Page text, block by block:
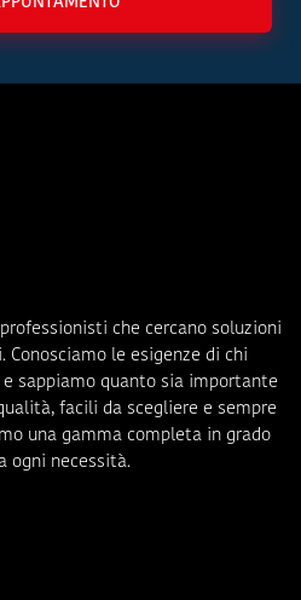
che cercano soluzioni
Conosciamo le esigenze di chi
sappiamo quanto sia importante
facili da scegliere e sempre
una gamma completa in grado
ogni necessità.